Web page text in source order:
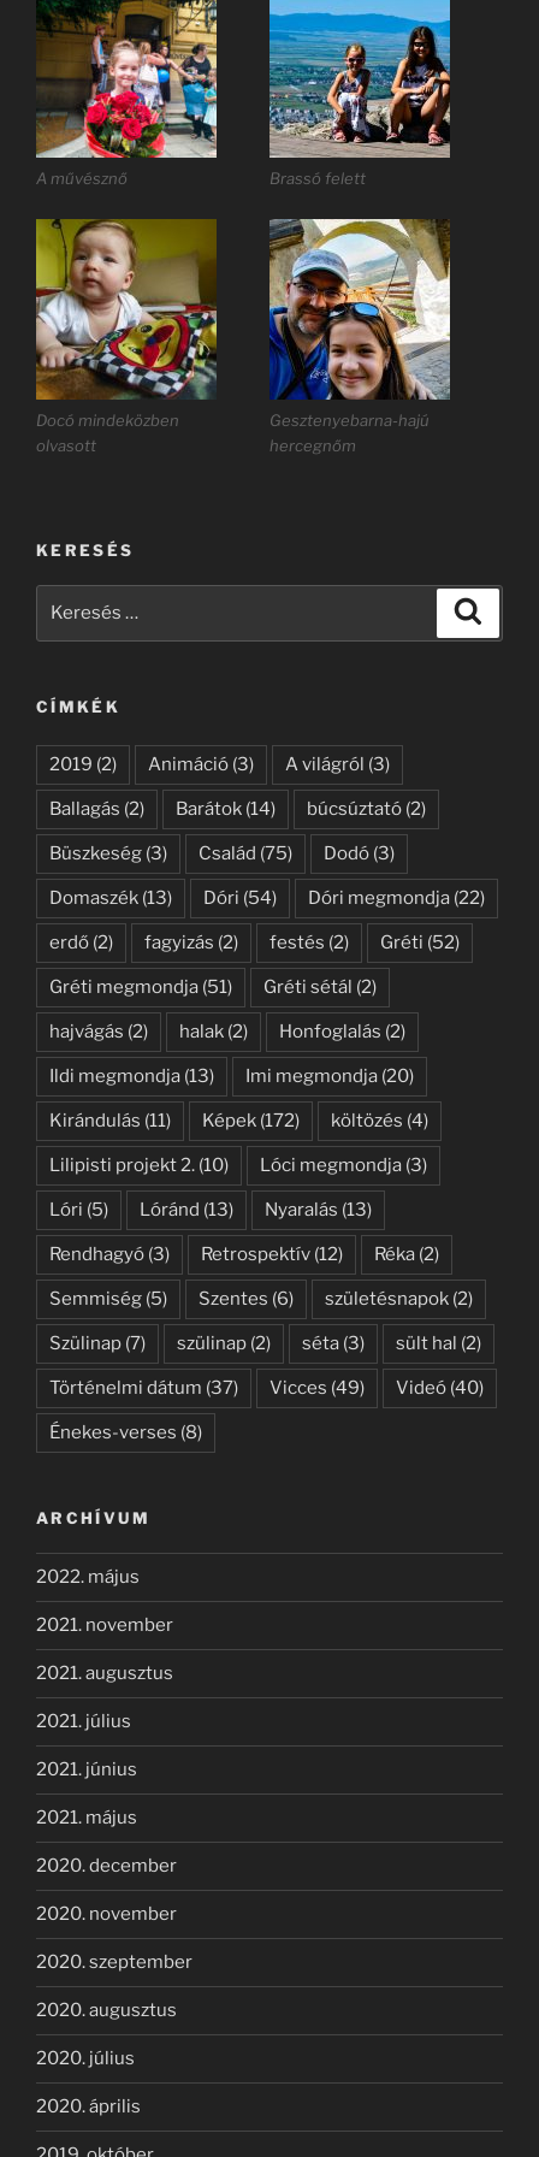
A művésznő Brassó felett
Docó mindeközben
olvasott
Gesztenyebarna-hajú
hercegnőm
KERESÉS
CÍMKÉK
2019 (2) Animáció (3) A világról (3)
Ballagás (2) Barátok (14) búcsúztató (2)
Büszkeség (3) Család (75) Dodó (3)
Domaszék (13) Dóri (54) Dóri megmondja (22)
erdő (2) fagyizás (2) festés (2) Gréti (52)
Gréti megmondja (51) Gréti sétál (2)
hajvágás (2) halak (2) Honfoglalás (2)
Ildi megmondja (13) Imi megmondja (20)
Kirándulás (11) Képek (172) költözés (4)
Lilipisti projekt 2. (10) Lóci megmondja (3)
Lóri (5) Lóránd (13) Nyaralás (13)
Rendhagyó (3) Retrospektív (12) Réka (2)
Semmiség (5) Szentes (6) születésnapok (2)
Szülinap (7) szülinap (2) séta (3) sült hal (2)
Történelmi dátum (37) Vicces (49) Videó (40)
Énekes-verses (8)
ARCHÍVUM
2022. május
2021. november
2021. augusztus
2021. július
2021. június
2021. május
2020. december
2020. november
2020. szeptember
2020. augusztus
2020. július
2020. április